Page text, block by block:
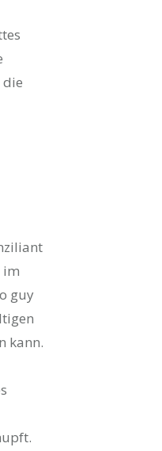
die
im
guy
kann.